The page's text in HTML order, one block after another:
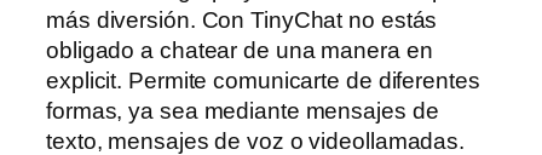
más diversión. Con TinyChat no estás
obligado a chatear de una manera en
explicit. Permite comunicarte de diferentes
formas, ya sea mediante mensajes de
texto, mensajes de voz o videollamadas.